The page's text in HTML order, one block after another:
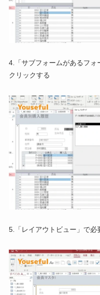
4.「サブフォームがあるフ
クリックする
5.「レイアウトビュー」で必